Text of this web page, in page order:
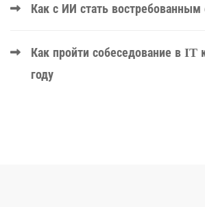
Как с ИИ стать востребованным
Как пройти собеседование в IT
году